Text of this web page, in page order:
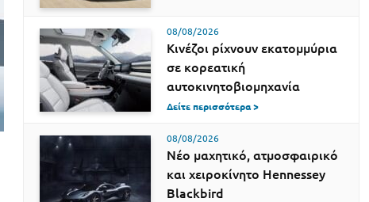
08/08/2026
Κινέζοι ρίχνουν εκατομμύρια
σε κορεατική
αυτοκινητοβιομηχανία
Δείτε περισσότερα >
08/08/2026
Νέο μαχητικό, ατμοσφαιρικό
και χειροκίνητο Hennessey
Blackbird